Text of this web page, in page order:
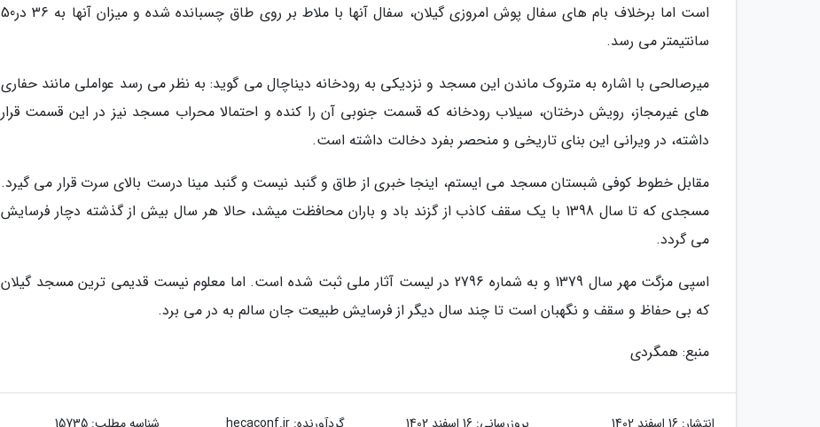
است اما برخلاف بام های سفال پوش امروزی گیلان، سفال آنها با ملاط بر روی طاق چسبانده شده و میزان آنها به 36 در50
سانتیمتر می رسد.
میرصالحی با اشاره به متروک ماندن این مسجد و نزدیکی به رودخانه دیناچال می گوید: به نظر می رسد عواملی مانند حفاری
های غیرمجاز، رویش درختان، سیلاب رودخانه که قسمت جنوبی آن را کنده و احتمالا محراب مسجد نیز در این قسمت قرار
داشته، در ویرانی این بنای تاریخی و منحصر بفرد دخالت داشته است.
مقابل خطوط کوفی شبستان مسجد می ایستم، اینجا خبری از طاق و گنبد نیست و گنبد مینا درست بالای سرت قرار می گیرد.
مسجدی که تا سال 1398 با یک سقف کاذب از گزند باد و باران محافظت میشد، حالا هر سال بیش از گذشته دچار فرسایش
می گردد.
اسپی مزگت مهر سال 1379 و به شماره 2796 در لیست آثار ملی ثبت شده است. اما معلوم نیست قدیمی ترین مسجد گیلان
که بی حفاظ و سقف و نگهبان است تا چند سال دیگر از فرسایش طبیعت جان سالم به در می برد.
منبع: همگردی